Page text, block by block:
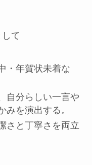
て
・年賀状未着な
自分らしい一言や
みを演出する。
さと丁寧さを両立